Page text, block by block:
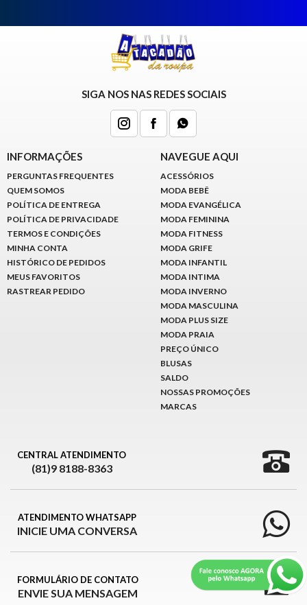
SIGA NOS NAS REDES SOCIAIS
INFORMAÇÕES
PERGUNTAS FREQUENTES
QUEM SOMOS
POLÍTICA DE ENTREGA
POLÍTICA DE PRIVACIDADE
TERMOS E CONDIÇÕES
MINHA CONTA
HISTÓRICO DE PEDIDOS
MEUS FAVORITOS
RASTREAR PEDIDO
NAVEGUE AQUI
ACESSÓRIOS
MODA BEBÊ
MODA EVANGÉLICA
MODA FEMININA
MODA FITNESS
MODA GRIFE
MODA INFANTIL
MODA INTIMA
MODA INVERNO
MODA MASCULINA
MODA PLUS SIZE
MODA PRAIA
PREÇO ÚNICO
BLUSAS
SALDO
NOSSAS PROMOÇÕES
MARCAS
CENTRAL ATENDIMENTO
(81)9 8188-8363
ATENDIMENTO WHATSAPP
INICIE UMA CONVERSA
FORMULÁRIO DE CONTATO
ENVIE SUA MENSAGEM